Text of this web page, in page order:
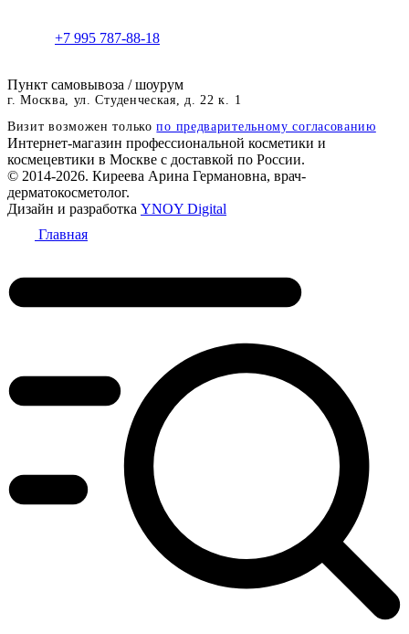
+7 995 787-88-18
Пункт самовывоза / шоурум
г. Москва, ул. Студенческая, д. 22 к. 1
Визит возможен толькопо предварительному согласованию
Интернет-магазин профессиональной косметики и
космецевтики в Москве с доставкой по России.
© 2014-2026. Киреева Арина Германовна, врач-
дерматокосметолог.
Дизайн и разработка YNOY Digital
Главная